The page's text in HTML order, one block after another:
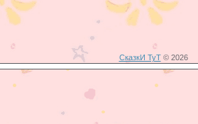
СказкИ ТуТ© 2026